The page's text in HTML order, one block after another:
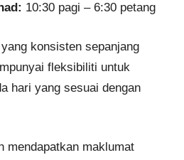
10:30 pagi – 6:30 petang​
konsisten sepanjang
fleksibiliti untuk
hari yang sesuai dengan
mendapatkan maklumat